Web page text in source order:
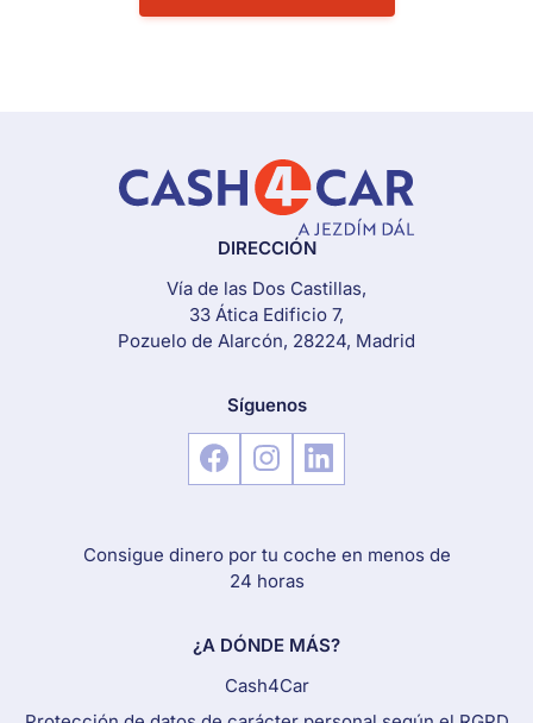
DIRECCIÓN
Vía de las Dos Castillas,
33 Ática Edificio 7,
Pozuelo de Alarcón, 28224, Madrid
Síguenos
Consigue dinero por tu coche en menos de
24 horas
¿A DÓNDE MÁS?
Cash4Car